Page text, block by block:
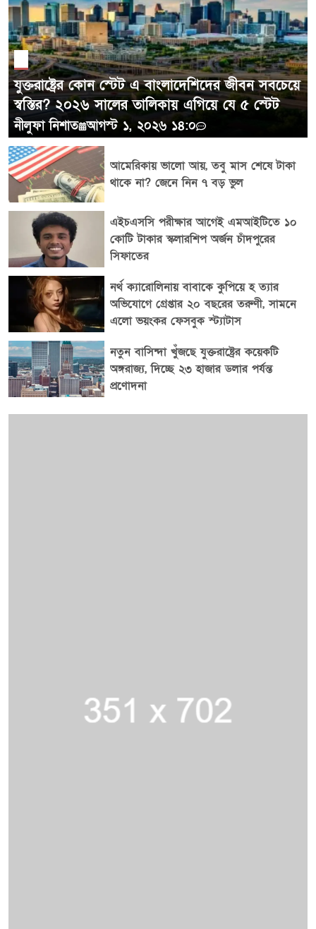
যুক্তরাষ্ট্রের কোন স্টেট এ বাংলাদেশিদের জীবন সবচেয়ে
স্বস্তির? ২০২৬ সালের তালিকায় এগিয়ে যে ৫ স্টেট
নীলুফা নিশাত আগস্ট ১, ২০২৬ ১৪:০
আমেরিকায় ভালো আয়, তবু মাস শেষে টাকা
থাকে না? জেনে নিন ৭ বড় ভুল
এইচএসসি পরীক্ষার আগেই এমআইটিতে ১০
কোটি টাকার স্কলারশিপ অর্জন চাঁদপুরের
সিফাতের
নর্থ ক্যারোলিনায় বাবাকে কুপিয়ে হ ত্যার
অভিযোগে গ্রেপ্তার ২০ বছরের তরুণী, সামনে
এলো ভয়ংকর ফেসবুক স্ট্যাটাস
নতুন বাসিন্দা খুঁজছে যুক্তরাষ্ট্রের কয়েকটি
অঙ্গরাজ্য, দিচ্ছে ২৩ হাজার ডলার পর্যন্ত
প্রণোদনা